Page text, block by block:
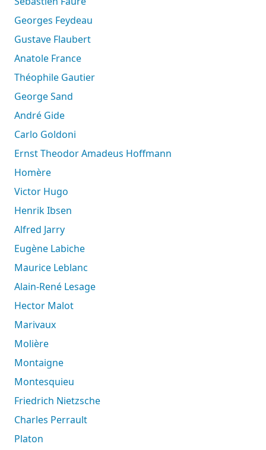
Georges Feydeau
Gustave Flaubert
Anatole France
Théophile Gautier
George Sand
André Gide
Carlo Goldoni
Ernst Theodor Amadeus Hoffmann
Homère
Victor Hugo
Henrik Ibsen
Alfred Jarry
Eugène Labiche
Maurice Leblanc
Alain-René Lesage
Hector Malot
Marivaux
Molière
Montaigne
Montesquieu
Friedrich Nietzsche
Charles Perrault
Platon